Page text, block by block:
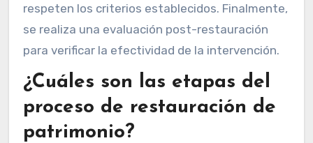
respeten los criterios establecidos. Finalmente,
se realiza una evaluación post-restauración
para verificar la efectividad de la intervención.
¿Cuáles son las etapas del
proceso de restauración de
patrimonio?